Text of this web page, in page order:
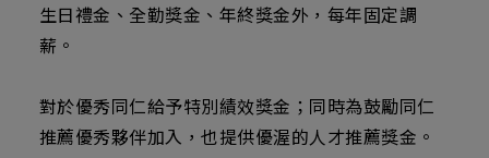
生日禮金、全勤獎金、年終獎金外，每年固定調
薪。
對於優秀同仁給予特別績效獎金；同時為鼓勵同仁
推薦優秀夥伴加入，也提供優渥的人才推薦獎金。